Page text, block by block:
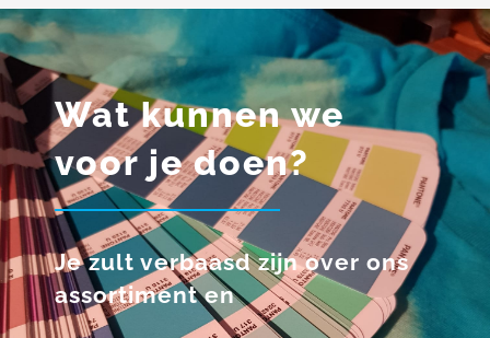
Wat kunnen we
voor je doen?
Je zult verbaasd zijn over ons
assortiment en